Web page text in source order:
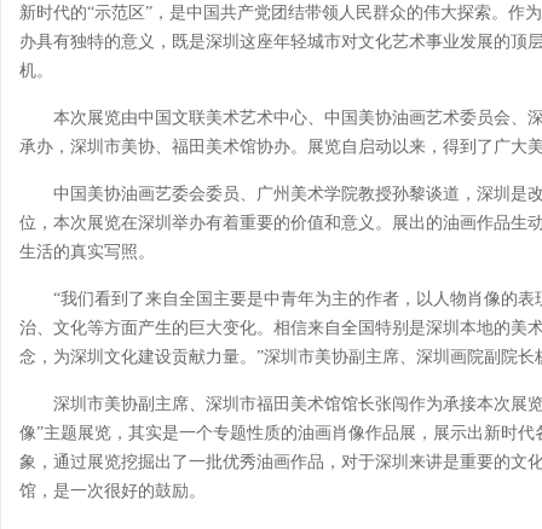
新时代的“示范区”，是中国共产党团结带领人民群众的伟大探索。作
办具有独特的意义，既是深圳这座年轻城市对文化艺术事业发展的顶
机。
本次展览由中国文联美术艺术中心、中国美协油画艺术委员会、
承办，深圳市美协、福田美术馆协办。展览自启动以来，得到了广大
中国美协油画艺委会委员、广州美术学院教授孙黎谈道，深圳是
位，本次展览在深圳举办有着重要的价值和意义。展出的油画作品生
生活的真实写照。
“我们看到了来自全国主要是中青年为主的作者，以人物肖像的
治、文化等方面产生的巨大变化。相信来自全国特别是深圳本地的美
念，为深圳文化建设贡献力量。”深圳市美协副主席、深圳画院副院长
深圳市美协副主席、深圳市福田美术馆馆长张闯作为承接本次展
像”主题展览，其实是一个专题性质的油画肖像作品展，展示出新时
象，通过展览挖掘出了一批优秀油画作品，对于深圳来讲是重要的文
馆，是一次很好的鼓励。